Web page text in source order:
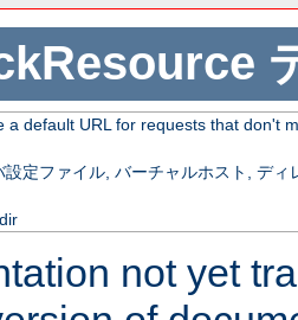
a default URL for requests that don't
設定ファイル, バーチャルホスト, ディ
not yet